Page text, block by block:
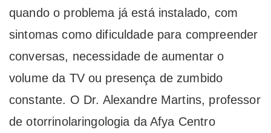
quando o problema já está instalado, com
sintomas como dificuldade para compreender
conversas, necessidade de aumentar o
volume da TV ou presença de zumbido
constante. O Dr. Alexandre Martins, professor
de otorrinolaringologia da Afya Centro